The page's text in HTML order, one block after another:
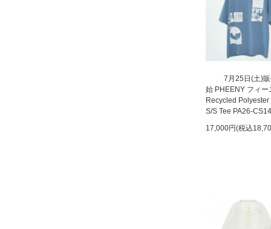
7月25日(土)
始 PHEENY フィー
Recycled Polyester
S/S Tee PA26-CS14
17,000円(税込